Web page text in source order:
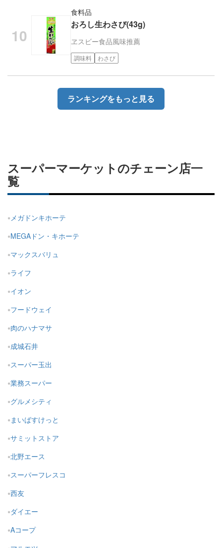
食料品
おろし生わさび(43g)
ヱスビー食品風味推薦
調味料 わさび
ランキングをもっと見る
スーパーマーケットのチェーン店一
覧
メガドンキホーテ
MEGAドン・キホーテ
マックスバリュ
ライフ
イオン
フードウェイ
肉のハナマサ
成城石井
スーパー玉出
業務スーパー
グルメシティ
まいばすけっと
サミットストア
北野エース
スーパーフレスコ
西友
ダイエー
Aコープ